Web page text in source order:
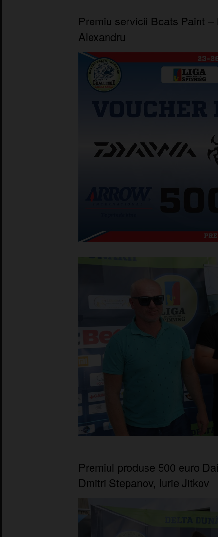
Premiu servicii Boats Paint
Alexandru
Premiul produse 500 euro
Dmitri Stepanov, Iurie Jitkov